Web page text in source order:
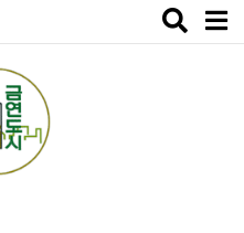
Toggle